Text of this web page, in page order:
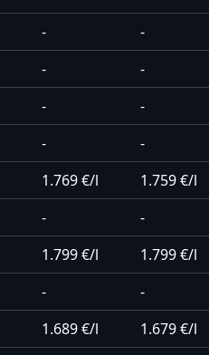
- -
- -
- -
- -
1.769 €/l 1.759 €/l
- -
1.799 €/l 1.799 €/l
- -
1.689 €/l 1.679 €/l